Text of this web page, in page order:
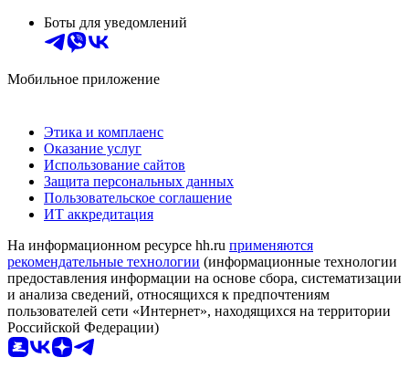
Боты для уведомлений
Мобильное приложение
Этика и комплаенс
Оказание услуг
Использование сайтов
Защита персональных данных
Пользовательское соглашение
ИТ аккредитация
На информационном ресурсе hh.ru применяются
рекомендательные технологии (информационные технологии
предоставления информации на основе сбора, систематизации
и анализа сведений, относящихся к предпочтениям
пользователей сети «Интернет», находящихся на территории
Российской Федерации)